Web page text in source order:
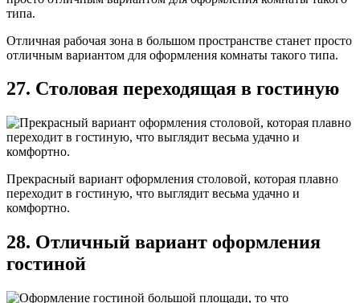
Отличная рабочая зона в большом пространстве станет просто
отличным вариантом для оформления комнаты такого типа.
27. Столовая переходящая в гостиную
Прекрасный вариант оформления столовой, которая плавно
переходит в гостиную, что выглядит весьма удачно и
комфортно.
28. Отличный вариант оформления
гостиной